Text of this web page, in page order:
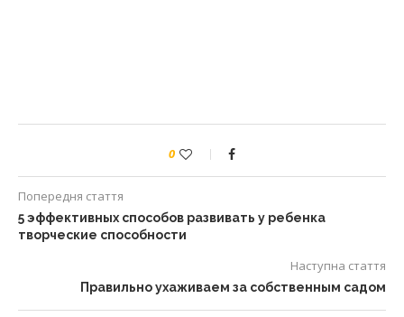
0
Попередня стаття
5 эффективных способов развивать у ребенка
творческие способности
Наступна стаття
Правильно ухаживаем за собственным садом